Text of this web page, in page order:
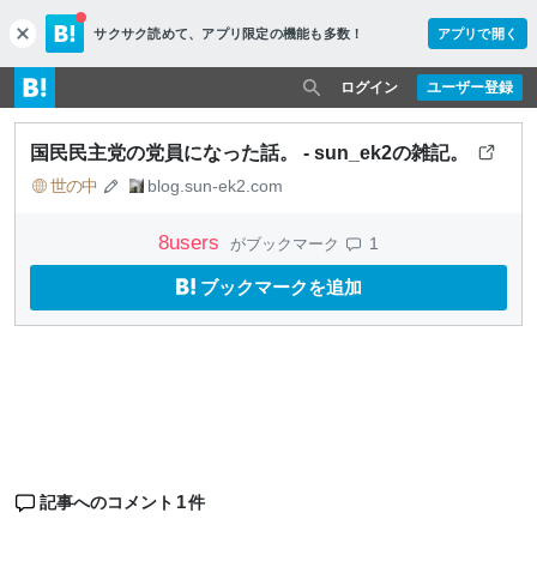
c
l
o
s
e
サクサク読めて、 アプリ限定の機能も多数！ アプリで開く
ユーザー登録
ログイン
国民民主党の党員になった話。 - sun_ek2の雑記。
世の中 blog.sun-ek2.com
8users がブックマーク 1
ブックマークを追加
記事へのコメント 1件